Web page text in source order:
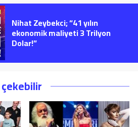
Nihat Zeybekci; “41 yılın
ekonomik maliyeti 3 Trilyon
Dolar!”